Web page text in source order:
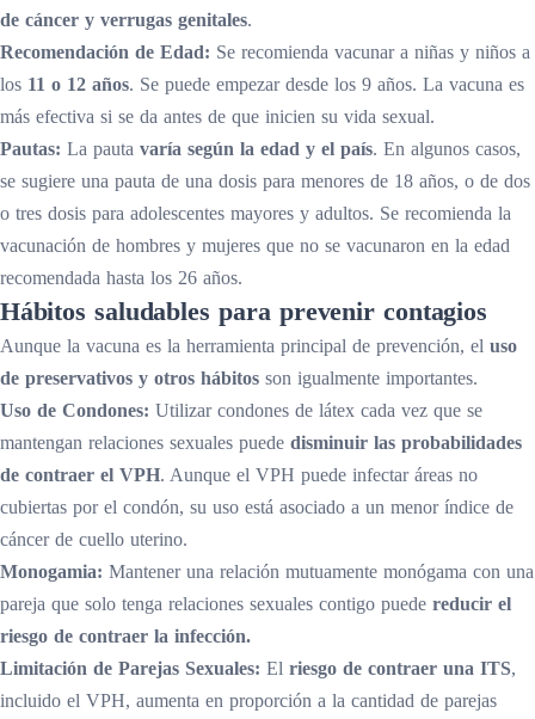
de cáncer y verrugas genitales.
Recomendación de Edad: Se recomienda vacunar a niñas y niños a
los 11 o 12 años. Se puede empezar desde los 9 años. La vacuna es
más efectiva si se da antes de que inicien su vida sexual.
Pautas: La pauta varía según la edad y el país. En algunos casos,
se sugiere una pauta de una dosis para menores de 18 años, o de dos
o tres dosis para adolescentes mayores y adultos. Se recomienda la
vacunación de hombres y mujeres que no se vacunaron en la edad
recomendada hasta los 26 años.
Hábitos saludables para prevenir contagios
Aunque la vacuna es la herramienta principal de prevención, el uso
de preservativos y otros hábitos son igualmente importantes.
Uso de Condones: Utilizar condones de látex cada vez que se
mantengan relaciones sexuales puede disminuir las probabilidades
de contraer el VPH. Aunque el VPH puede infectar áreas no
cubiertas por el condón, su uso está asociado a un menor índice de
cáncer de cuello uterino.
Monogamia: Mantener una relación mutuamente monógama con una
pareja que solo tenga relaciones sexuales contigo puede reducir el
riesgo de contraer la infección.
Limitación de Parejas Sexuales: El riesgo de contraer una ITS,
incluido el VPH, aumenta en proporción a la cantidad de parejas